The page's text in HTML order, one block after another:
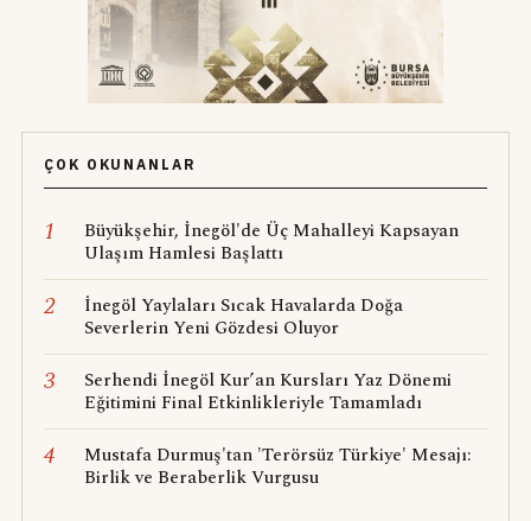
ÇOK OKUNANLAR
1
Büyükşehir, İnegöl'de Üç Mahalleyi Kapsayan
Ulaşım Hamlesi Başlattı
2
İnegöl Yaylaları Sıcak Havalarda Doğa
Severlerin Yeni Gözdesi Oluyor
3
Serhendi İnegöl Kur’an Kursları Yaz Dönemi
Eğitimini Final Etkinlikleriyle Tamamladı
4
Mustafa Durmuş'tan 'Terörsüz Türkiye' Mesajı:
Birlik ve Beraberlik Vurgusu